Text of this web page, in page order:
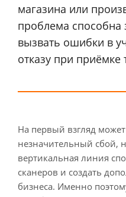
магазина или
проблема способна
вызвать ошибки в
отказу при приёмке
На первый взгляд может
незначительный сбой,
вертикальная линия
сканеров и создать
бизнеса. Именно